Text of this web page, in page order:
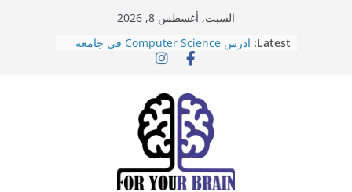
السبت, أغسطس 8, 2026
Latest:
ادرس Computer Science في جامعة
هارفارد اونلاين ببلاش و بشهادة معتمدة
تطبيق تطوير الذات: أفضل تطبيق لتطوير
ذاتك في 2024
أفضل موقع الذكاء الاصطناعي في
التصميم: Stockimg.ai
ازاي تلاقي اي منتج يحل اي مشكلة على
موقع PLR ME